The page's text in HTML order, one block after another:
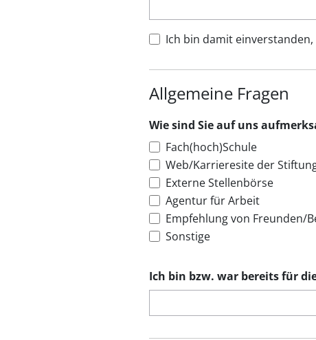
Ich bin damit
Allgemeine Fragen
Wie sind Sie auf uns
Fach(hoch)Schule
Web/Karrieresite der
Externe Stellenbörse
Agentur für Arbeit
Empfehlung von Freunden/
Sonstige
Ich bin bzw. war bereits für